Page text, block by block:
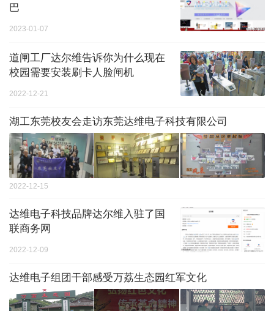
巴
2023-01-07
道闸工厂达尔维告诉你为什么现在
校园需要安装刷卡人脸闸机
2022-12-21
湖工东莞校友会走访东莞达维电子科技有限公司
2022-12-15
达维电子科技品牌达尔维入驻了国
联商务网
2022-12-09
达维电子组团干部感受万荔生态园红军文化